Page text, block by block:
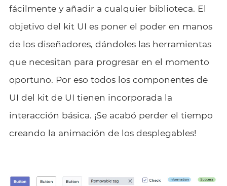
fácilmente y añadir a cualquier biblioteca. El
objetivo del kit UI es poner el poder en manos
de los diseñadores, dándoles las herramientas
que necesitan para progresar en el momento
oportuno. Por eso todos los componentes de
UI del kit de UI tienen incorporada la
interacción básica. ¡Se acabó perder el tiempo
creando la animación de los desplegables!